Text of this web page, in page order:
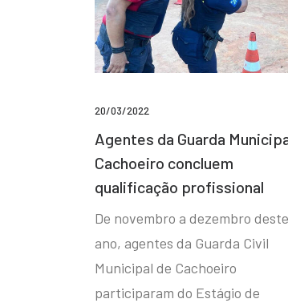
20/03/2022
Agentes da Guarda
Cachoeiro concluem
qualificação profissional
De novembro a dezembro deste
ano, agentes da Guarda Civil
Municipal de Cachoeiro
participaram do Estágio de